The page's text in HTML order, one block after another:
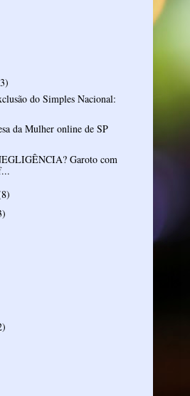
do Simples Nacional:
da Mulher online de SP
Garoto com